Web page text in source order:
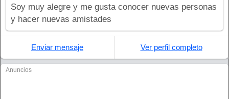
Soy muy alegre y me gusta conocer nuevas personas
y hacer nuevas amistades
Enviar mensaje Ver perfil completo
Anuncios